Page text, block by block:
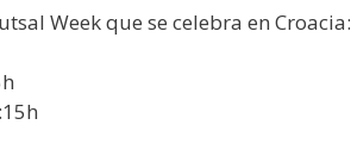
Week que se celebra en Croacia: